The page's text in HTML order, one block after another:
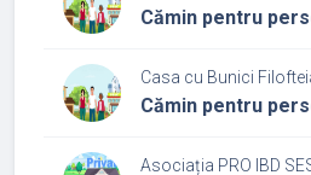
Cămin pentru
Casa cu Bunici Filofteia
Cămin pentru
Asociația PRO IBD